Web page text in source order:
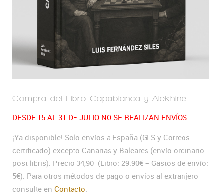
Compra del Libro Capablanca y Alekhine
DESDE 15 AL 31 DE JULIO NO SE REALIZAN ENVÍOS
¡Ya disponible! Solo envíos a España (GLS y Correos
certificado) excepto Canarias y Baleares (envío ordinario
post libris). Precio 34,90 (Libro: 29.90€ + Gastos de envío:
5€). Para otros métodos de pago o envíos al extranjero
consulte en Contacto